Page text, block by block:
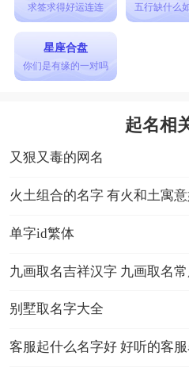
求签求得好运连连 五行缺什么
星座合盘
你们是有缘的一对吗
起名相
又狠又毒的网名
火土组合的名字 有火和土寓
单字id繁体
九画取名吉祥汉字 九画取名
别墅取名字大全
客服起什么名字好 好听的客